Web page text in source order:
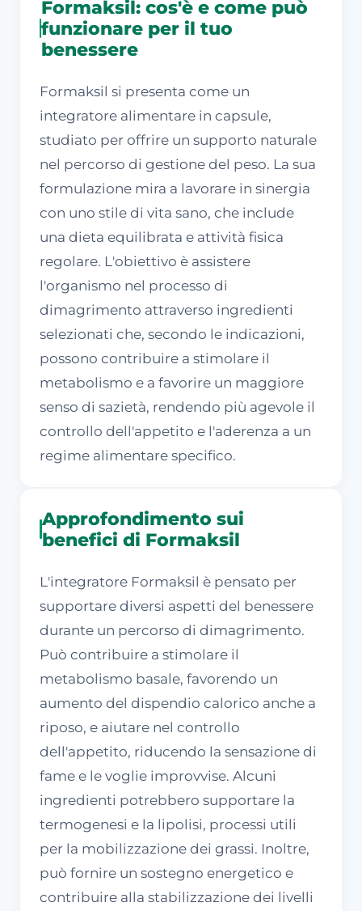
Formaksil: cos'è e come può
funzionare per il tuo
benessere
Formaksil si presenta come un
integratore alimentare in capsule,
studiato per offrire un supporto naturale
nel percorso di gestione del peso. La sua
formulazione mira a lavorare in sinergia
con uno stile di vita sano, che include
una dieta equilibrata e attività fisica
regolare. L'obiettivo è assistere
l'organismo nel processo di
dimagrimento attraverso ingredienti
selezionati che, secondo le indicazioni,
possono contribuire a stimolare il
metabolismo e a favorire un maggiore
senso di sazietà, rendendo più agevole il
controllo dell'appetito e l'aderenza a un
regime alimentare specifico.
Approfondimento sui
benefici di Formaksil
L'integratore Formaksil è pensato per
supportare diversi aspetti del benessere
durante un percorso di dimagrimento.
Può contribuire a stimolare il
metabolismo basale, favorendo un
aumento del dispendio calorico anche a
riposo, e aiutare nel controllo
dell'appetito, riducendo la sensazione di
fame e le voglie improvvise. Alcuni
ingredienti potrebbero supportare la
termogenesi e la lipolisi, processi utili
per la mobilizzazione dei grassi. Inoltre,
può fornire un sostegno energetico e
contribuire alla stabilizzazione dei livelli